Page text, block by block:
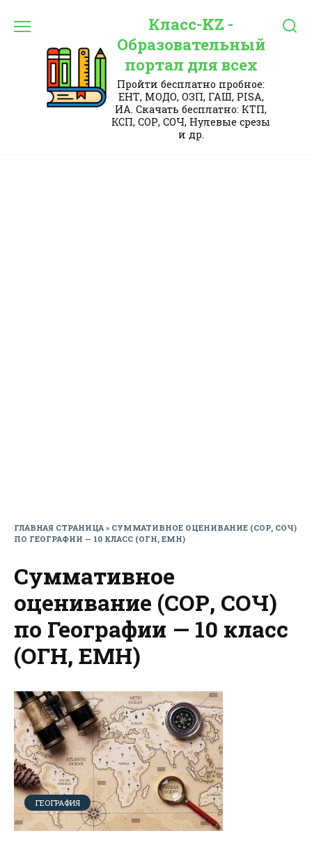
Класс-KZ -
Образовательный
портал для всех
Пройти бесплатно пробное:
ЕНТ, МОДО, ОЗП, ГАШ, PISA,
ИА. Скачать бесплатно: КТП,
КСП, СОР, СОЧ, Нулевые срезы
и др.
ГЛАВНАЯ СТРАНИЦА» СУММАТИВНОЕ ОЦЕНИВАНИЕ (СОР, СОЧ)
ПО ГЕОГРАФИИ — 10 КЛАСС (ОГН, ЕМН)
Суммативное
оценивание (СОР, СОЧ)
по Географии — 10 класс
(ОГН, ЕМН)
ГЕОГРАФИЯ